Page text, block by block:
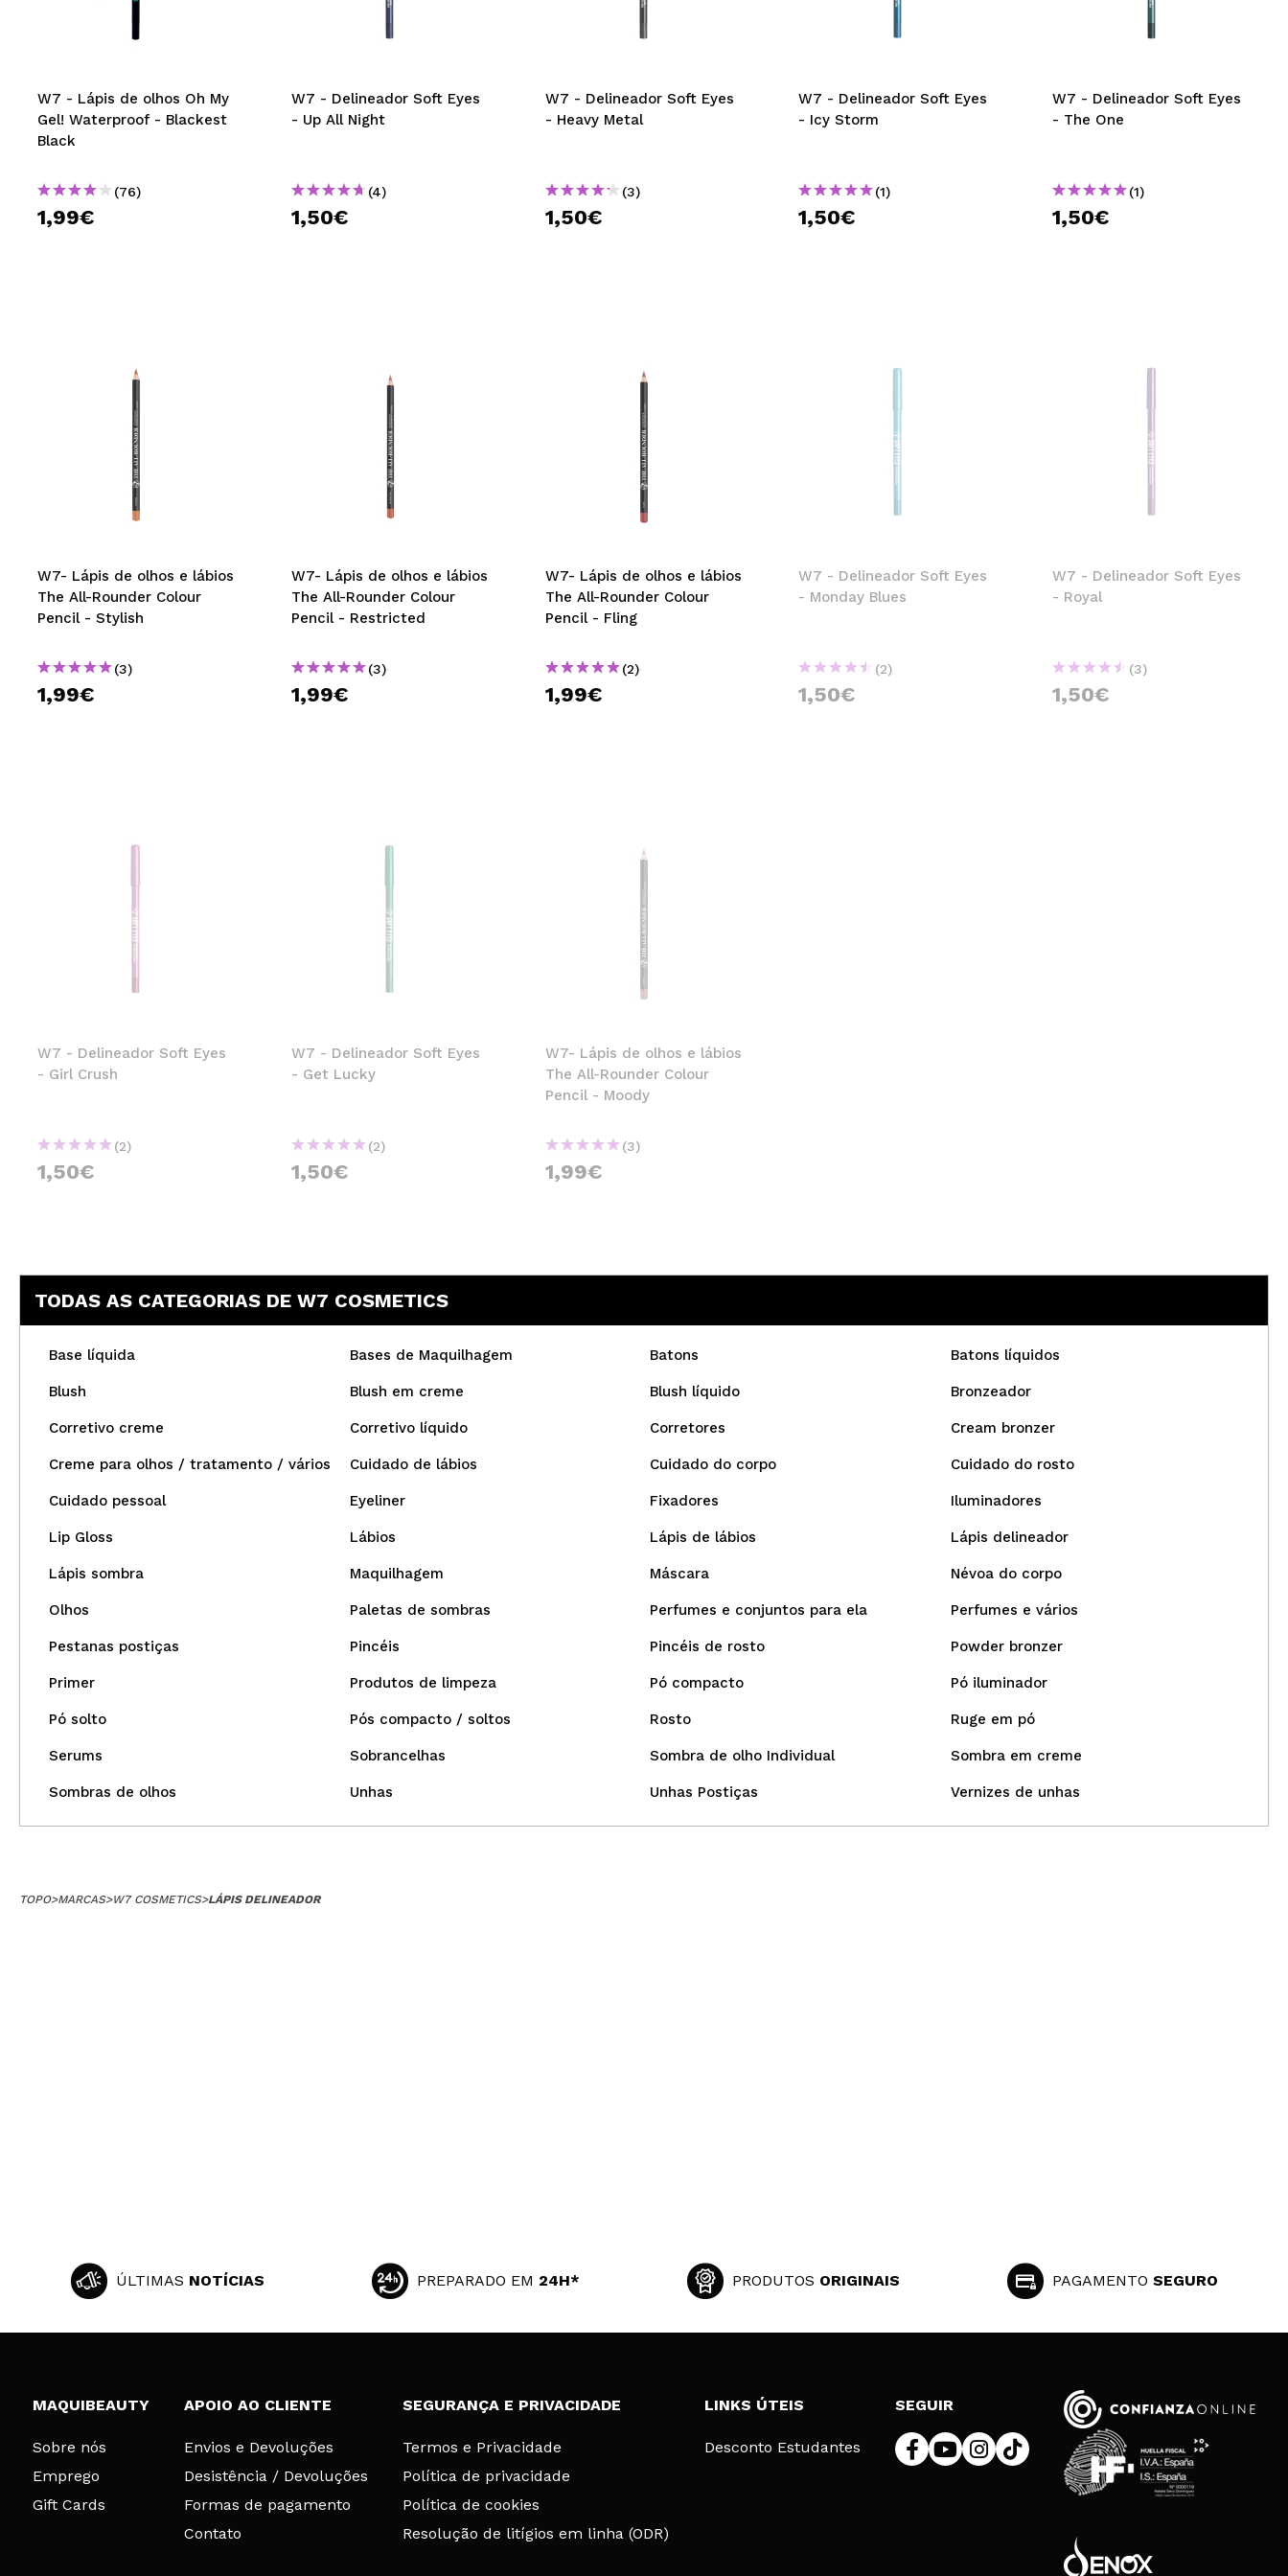
MAQUIFARMA
TRAVEL SIZE
NATURE
DESCONTOS
W7 - Lápis de olhos Oh My
Gel! Waterproof - Blackest
Black
(76)
1,99€
W7 - Delineador Soft Eyes
- Up All Night
(4)
1,50€
W7 - Delineador Soft Eyes
- Heavy Metal
(3)
1,50€
W7 - Delineador Soft Eyes
- Icy Storm
(1)
1,50€
W7 - Delineador Soft Eyes
- The One
(1)
1,50€
W7- Lápis de olhos e lábios
The All-Rounder Colour
Pencil - Stylish
(3)
1,99€
W7- Lápis de olhos e lábios
The All-Rounder Colour
Pencil - Restricted
(3)
1,99€
W7- Lápis de olhos e lábios
The All-Rounder Colour
Pencil - Fling
(2)
1,99€
W7 - Delineador Soft Eyes
- Monday Blues
(2)
1,50€
W7 - Delineador Soft Eyes
- Royal
(3)
1,50€
W7 - Delineador Soft Eyes
- Girl Crush
(2)
1,50€
W7 - Delineador Soft Eyes
- Get Lucky
(2)
1,50€
W7- Lápis de olhos e lábios
The All-Rounder Colour
Pencil - Moody
(3)
1,99€
TODAS AS CATEGORIAS DE W7 COSMETICS
Base líquida Bases de Maquilhagem Batons Batons líquidos
Blush Blush em creme Blush líquido Bronzeador
Corretivo creme Corretivo líquido Corretores Cream bronzer
Creme para olhos / tratamento / vários Cuidado de lábios Cuidado do corpo Cuidado do rosto
Cuidado pessoal Eyeliner Fixadores Iluminadores
Lip Gloss Lábios Lápis de lábios Lápis delineador
Lápis sombra Maquilhagem Máscara Névoa do corpo
Olhos Paletas de sombras Perfumes e conjuntos para ela Perfumes e vários
Pestanas postiças Pincéis Pincéis de rosto Powder bronzer
Primer Produtos de limpeza Pó compacto Pó iluminador
Pó solto Pós compacto / soltos Rosto Ruge em pó
Serums Sobrancelhas Sombra de olho Individual Sombra em creme
Sombras de olhos Unhas Unhas Postiças Vernizes de unhas
TOPO>MARCAS>W7 COSMETICS>LÁPIS DELINEADOR
ÚLTIMAS NOTÍCIAS PREPARADO EM 24H* PRODUTOS ORIGINAIS PAGAMENTOSEGURO
MAQUIBEAUTY
Sobre nós
Emprego
Gift Cards
APOIO AO CLIENTE
Envios e Devoluções
Desistência / Devoluções
Formas de pagamento
Contato
SEGURANÇA E PRIVACIDADE
Termos e Privacidade
Política de privacidade
Política de cookies
Resolução de litígios em linha (ODR)
LINKS ÚTEIS
Desconto Estudantes
SEGUIR